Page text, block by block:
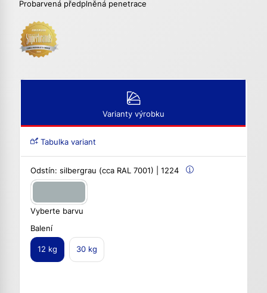
Probarvená předplněná penetrace
Varianty výrobku
Tabulka variant
Odstín: silbergrau (cca RAL 7001) | 1224
Vyberte barvu
Balení
12 kg 30 kg